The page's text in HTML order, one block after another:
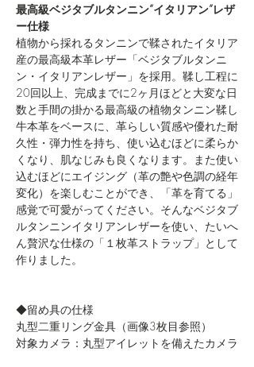
最高級ベジタブルタンニン”イタリアン”レザ
ー仕様
植物から採れるタンニンで鞣されたイタリア
産の最高級本革レザー「ベジタブルタンニ
ン・イタリアンレザー」を採用。鞣し工程に
20回以上、完成までに2ヶ月ほどと大変な日
数と手間の掛かる最高級の植物タンニン鞣し
牛本革をベースに、革らしい質感や優れた耐
久性・弾力性を持ち、使い込むほどに柔らか
くなり、肌なじみも良くなります。また使い
込むほどにエイジング（革の艶や色調の経年
変化）を楽しむことができ、「革を育てる」
感覚で可愛がってください。そんなベジタブ
ルタンニンイタリアンレザーを使い、たいへ
ん贅沢な仕様の「１枚革ストラップ」として
作りました。
◆留め具の仕様
丸型二重リング金具（画像3枚目参照）
対象カメラ：丸型アイレットを備えたカメラ